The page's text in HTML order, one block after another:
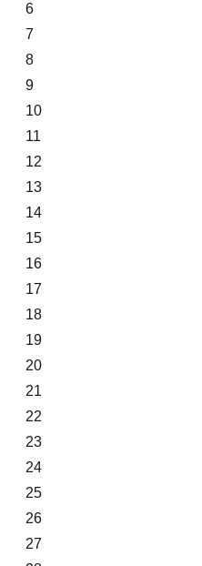
6
7
8
9
10
11
12
13
14
15
16
17
18
19
20
21
22
23
24
25
26
27